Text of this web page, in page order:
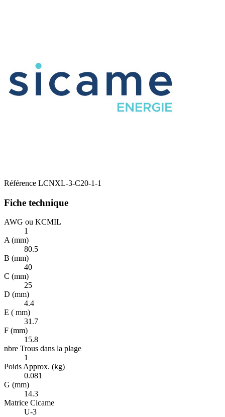
Référence LCNXL-3-C20-1-1
Fiche technique
AWG ou KCMIL
1
A (mm)
80.5
B (mm)
40
C (mm)
25
D (mm)
4.4
E ( mm)
31.7
F (mm)
15.8
nbre Trous dans la plage
1
Poids Approx. (kg)
0.081
G (mm)
14.3
Matrice Cicame
U-3